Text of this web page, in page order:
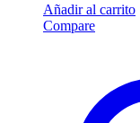
Añadir al carrito
Compare